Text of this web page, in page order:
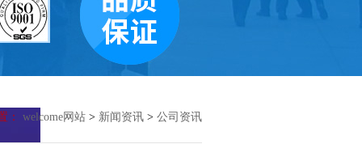
： welcome网站 > 新闻资讯 > 公司资讯